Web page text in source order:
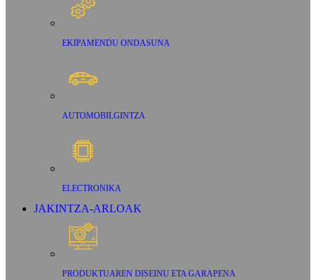
EKIPAMENDU ONDASUNA
AUTOMOBILGINTZA
ELECTRONIKA
JAKINTZA-ARLOAK
PRODUKTUAREN DISEINU ETA GARAPENA